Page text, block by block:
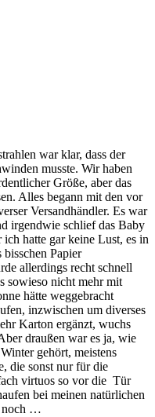
war klar, dass der
musste. Wir haben
Größe, aber das
Alles begann mit den vor
Versandhändler. Es war
irgendwie schlief das Baby
hatte gar keine Lust, es in
Papier
allerdings recht schnell
sowieso nicht mehr mit
hätte weggebracht
inzwischen um diverses
Karton ergänzt, wuchs
draußen war es ja, wie
gehört, meistens
die sonst nur für die
virtuos so vor die Tür
bei meinen natürlichen
noch …